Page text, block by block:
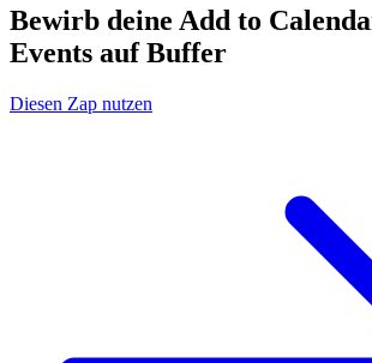
Bewirb deine Add to
Events auf Buffer
Diesen Zap nutzen